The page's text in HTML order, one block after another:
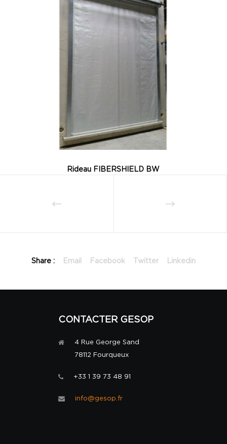
Rideau FIBERSHIELD BW
Share : Email Facebook Twitter Linkedin
CONTACTER GESOP
4 Rue George Sand
78112 Fourqueux
+33 1 39 73 48 91
info@gesop.fr